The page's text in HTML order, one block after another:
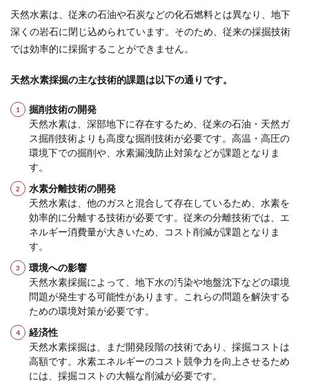
天然水素は、従来の石油や石炭などの化石燃料とは異なり、地下
深くの岩石に閉じ込められています。そのため、従来の採掘技術
では効率的に採掘することができません。
天然水素採掘の主な技術的課題は以下の通りです。
掘削技術の開発
天然水素は、深部地下に存在するため、従来の石油・天然ガ
ス掘削技術よりも高度な掘削技術が必要です。高温・高圧の
環境下での掘削や、水素漏洩防止対策などが課題となりま
す。
水素分離技術の開発
天然水素は、他のガスと混合して存在しているため、水素を
効率的に分離する技術が必要です。従来の分離技術では、エ
ネルギー消費量が大きいため、コスト削減が課題となりま
す。
環境への影響
天然水素採掘によって、地下水の汚染や地盤沈下などの環境
問題が発生する可能性があります。これらの問題を解決する
ための環境対策が必要です。
経済性
天然水素採掘は、まだ開発段階の技術であり、採掘コストは
高額です。水素エネルギーのコスト競争力を向上させるため
には、採掘コストの大幅な削減が必要です。